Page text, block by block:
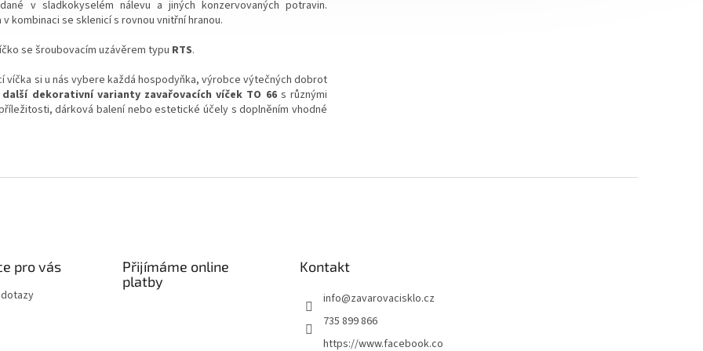
v sladkokyselém nálevu a jiných konzervovaných potravin.
kombinaci se sklenicí s rovnou vnitřní hranou.
se šroubovacím uzávěrem typu RTS.
víčka si u nás vybere každá hospodyňka, výrobce výtečných dobrot
dekorativní varianty zavařovacích víček TO 66s různými
dárková balení nebo estetické účely s doplněním vhodné
pro vás
dotazy
Přijímáme online
platby
Kontakt
info@zavarovacisklo.cz
735 899 866
https://www.facebook.co